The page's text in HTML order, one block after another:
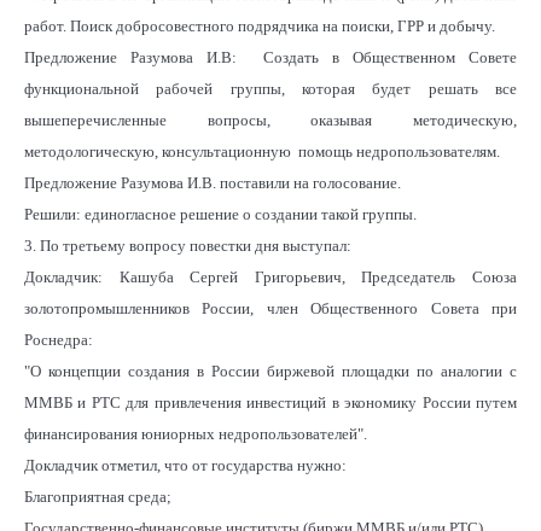
работ. Поиск добросовестного подрядчика на поиски, ГРР и добычу.
Предложение Разумова И.В: Создать в Общественном Совете
функциональной рабочей группы, которая будет решать все
вышеперечисленные вопросы, оказывая методическую,
методологическую, консультационную помощь недропользователям.
Предложение Разумова И.В. поставили на голосование.
Решили: единогласное решение о создании такой группы.
3. По третьему вопросу повестки дня выступал:
Докладчик: Кашуба Сергей Григорьевич, Председатель Союза
золотопромышленников России, член Общественного Совета при
Роснедра:
"О концепции создания в России биржевой площадки по аналогии с
ММВБ и РТС для привлечения инвестиций в экономику России путем
финансирования юниорных недропользователей".
Докладчик отметил, что от государства нужно:
Благоприятная среда;